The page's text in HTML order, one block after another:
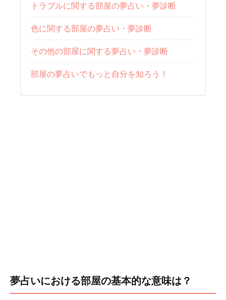
トラブルに関する部屋の夢占い・夢診断
色に関する部屋の夢占い・夢診断
その他の部屋に関する夢占い・夢診断
部屋の夢占いでもっと自分を知ろう！
夢占いにおける部屋の基本的な意味は？